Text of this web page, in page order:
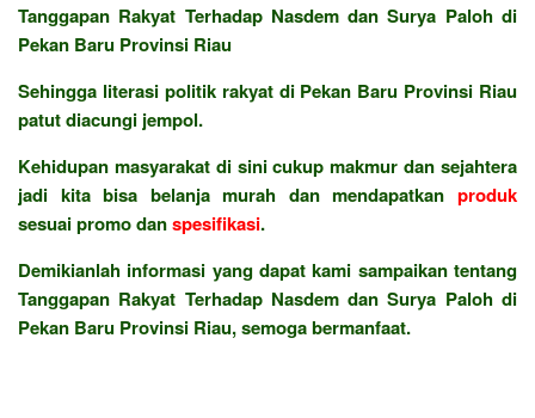
Tanggapan Rakyat Terhadap Nasdem dan Surya Paloh di
Pekan Baru Provinsi Riau
Sehingga literasi politik rakyat di Pekan Baru Provinsi Riau
patut diacungi jempol.
Kehidupan masyarakat di sini cukup makmur dan sejahtera
jadi kita bisa belanja murah dan mendapatkan produk
sesuai promo danspesifikasi.
Demikianlah informasi yang dapat kami sampaikan tentang
Tanggapan Rakyat Terhadap Nasdem dan Surya Paloh di
Pekan Baru Provinsi Riau, semoga bermanfaat.